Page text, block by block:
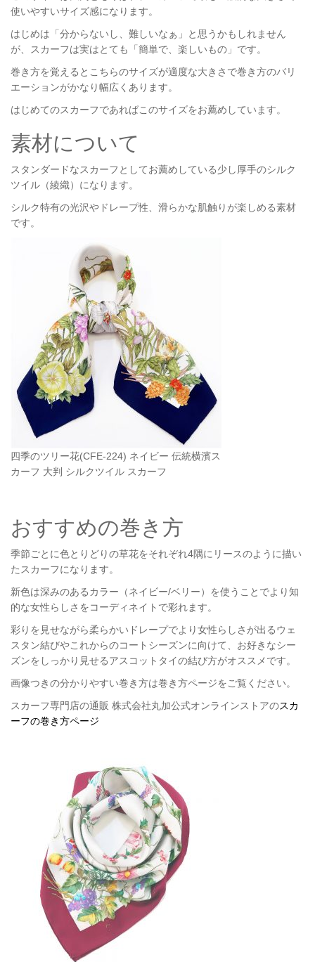
使いやすいサイズ感になります。
はじめは「分からないし、難しいなぁ」と思うかもしれません
が、スカーフは実はとても「簡単で、楽しいもの」です。
巻き方を覚えるとこちらのサイズが適度な大きさで巻き方のバリ
エーションがかなり幅広くあります。
はじめてのスカーフであればこのサイズをお薦めしています。
素材について
スタンダードなスカーフとしてお薦めしている少し厚手のシルク
ツイル（綾織）になります。
シルク特有の光沢やドレープ性、滑らかな肌触りが楽しめる素材
です。
四季のツリー花(CFE-224) ネイビー 伝統横濱ス
カーフ 大判 シルクツイル スカーフ
おすすめの巻き方
季節ごとに色とりどりの草花をそれぞれ4隅にリースのように描い
たスカーフになります。
新色は深みのあるカラー（ネイビー/ベリー）を使うことでより知
的な女性らしさをコーディネイトで彩れます。
彩りを見せながら柔らかいドレープでより女性らしさが出るウェ
スタン結びやこれからのコートシーズンに向けて、お好きなシー
ズンをしっかり見せるアスコットタイの結び方がオススメです。
画像つきの分かりやすい巻き方は巻き方ページをご覧ください。
スカーフ専門店の通販 株式会社丸加公式オンラインストアのスカ
ーフの巻き方ページ